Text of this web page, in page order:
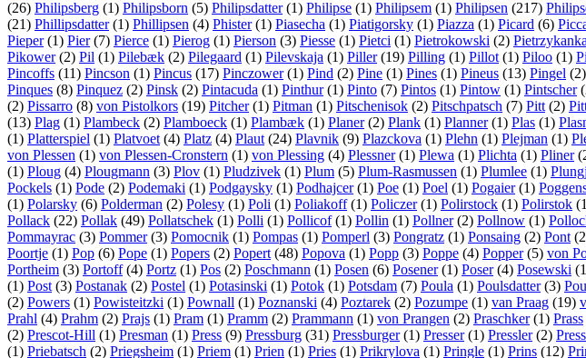
(26) Philipsberg (1) Philipsborn (5) Philipsdatter(1) Philipse (1) Philipsem (1) Philipsen (217)
(21) Phillipsdatter(1) Phillipsen (4) Phister(1) Piasecha (1) Piatigorsky (1) Piazza (1) Picard (6)
Pieper(1) Pier(7) Pierce (1) Pierog (1) Pierson (3) Piesse (1) Pietci (1) Pietrokowski (2) Pietrzykanka
Pikower(2) Pil (1) Pilebæk (2) Pilegaard (1) Pilevskaja (1) Piller(19) Pilling (1) Pillot (1) Piloo (1)
Pincoffs (11) Pincson (1) Pincus (17) Pinczower(1) Pind (2) Pine (1) Pines (1) Pineus (13) Pingel (2)
Pinques (8) Pinquez (2) Pinsk (2) Pintacuda (1) Pinthur(1) Pinto (7) Pintos (1) Pintow (1) Pintscher
(2) Pissarro (8) von Pistolkors (19) Pitcher(1) Pitman (1) Pitschenisok (2) Pitschpatsch (7) Pitt (2)
(13) Plag (1) Plambeck (2) Plamboeck (1) Plambæk (1) Planer(2) Plank (1) Planner(1) Plas (1)
(1) Platterspiel (1) Platvoet (4) Platz (4) Plaut (24) Plavnik (9) Plazckova (1) Plehn (1) Plejman (1)
von Plessen (1) von Plessen-Cronstern (1) von Plessing (4) Plessner(1) Plewa (1) Plichta (1) Pliner
(1) Ploug (4) Plougmann (3) Plov (1) Pludzivek (1) Plum (5) Plum-Rasmussen (1) Plumlee (1)
Pockels (1) Pode (2) Podemaki (1) Podgaysky (1) Podhajcer(1) Poe (1) Poel (1) Pogaier(1)
(1) Polarsky (6) Polderman (2) Polesy (1) Poli (1) Poliakoff(1) Policzer(1) Polirstock (1) Polirstok
Pollack (22) Pollak (49) Pollatschek (1) Polli (1) Pollicof(1) Pollin (1) Pollner(2) Pollnow (1)
Pommayrac (3) Pommer(3) Pomocnik (1) Pompas (1) Pomperl (3) Pongratz (1) Ponsaing (2) Pont
Poortje (1) Pop (6) Pope (1) Popers (2) Popert (48) Popova (1) Popp (3) Poppe (4) Popper(5) von
Portheim (3) Portoff(4) Portz (1) Pos (2) Poschmann (1) Posen (6) Posener(1) Poser(4) Posewski
(1) Post (3) Postanak (2) Postel (1) Potasinski (1) Potok (1) Potsdam (7) Poula (1) Poulsdatter(3)
(2) Powers (1) Powisteitzki (1) Pownall (1) Poznanski (4) Poztarek (2) Pozumpe (1) van Praag (19)
Prahl (4) Prahm (2) Prajs (1) Pram (1) Pramm (2) Prammann (1) von Prangen (2) Praschker(1) Prass
(2) Prescot-Hill (1) Presman (1) Press (9) Pressburg (31) Pressburger(1) Presser(1) Pressler(2)
(1) Priebatsch (2) Priegsheim (1) Priem (1) Prien (1) Pries (1) Prikrylova (1) Pringle (1) Prins (12)